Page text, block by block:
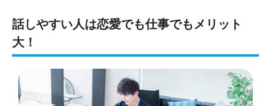
話しやすい人は恋愛でも仕事でもメリット
大！